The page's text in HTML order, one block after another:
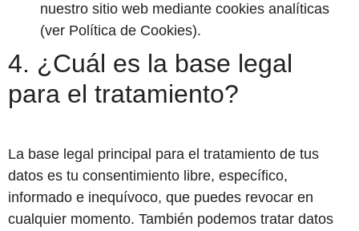
nuestro sitio web mediante cookies analíticas
(ver Política de Cookies).
4. ¿Cuál es la base legal
para el tratamiento?
La base legal principal para el tratamiento de tus
datos es tu consentimiento libre, específico,
informado e inequívoco, que puedes revocar en
cualquier momento. También podemos tratar datos